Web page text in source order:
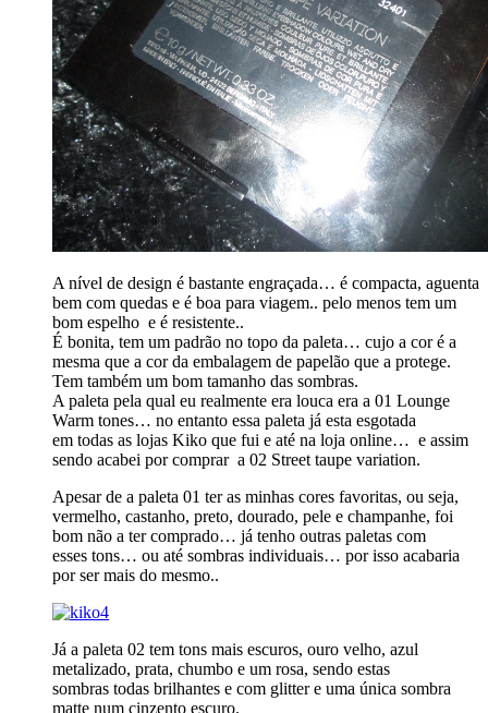
A nível de design é bastante engraçada… é compacta, aguenta
bem com quedas e é boa para viagem.. pelo menos tem um
bom espelho e é resistente..
É bonita, tem um padrão no topo da paleta… cujo a cor é a
mesma que a cor da embalagem de papelão que a protege.
Tem também um bom tamanho das sombras.
A paleta pela qual eu realmente era louca era a 01 Lounge
Warm tones… no entanto essa paleta já esta esgotada
em todas as lojas Kiko que fui e até na loja online… e assim
sendo acabei por comprar a 02 Street taupe variation.
Apesar de a paleta 01 ter as minhas cores favoritas, ou seja,
vermelho, castanho, preto, dourado, pele e champanhe, foi
bom não a ter comprado… já tenho outras paletas com
esses tons… ou até sombras individuais… por isso acabaria
por ser mais do mesmo..
Já a paleta 02 tem tons mais escuros, ouro velho, azul
metalizado, prata, chumbo e um rosa, sendo estas
sombras todas brilhantes e com glitter e uma única sombra
matte num cinzento escuro.